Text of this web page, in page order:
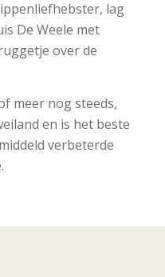
lag
De Weele met
over de
meer nog steeds,
en is het beste
verbeterde